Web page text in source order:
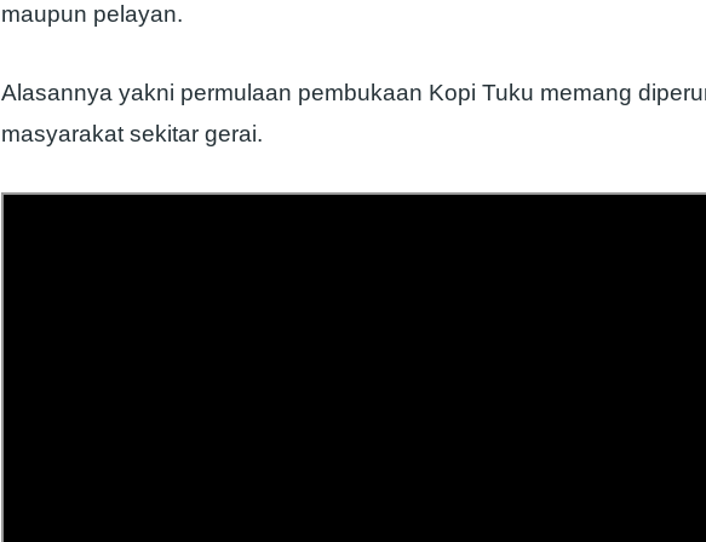
maupun pelayan.
Alasannya yakni permulaan pembukaan Kopi Tuku memang
masyarakat sekitar gerai.